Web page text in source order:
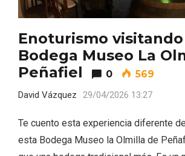
Enoturismo
Bodega Museo La
Peñafiel
0 569
David Vázquez 29/04/2026 13:27
Te cuento esta experiencia diferente
esta Bodega Museo la Olmilla de